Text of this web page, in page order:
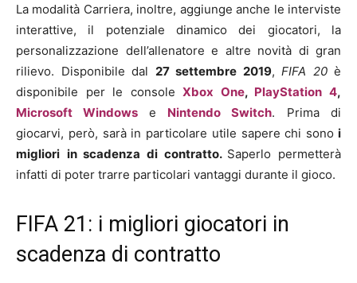
La modalità Carriera, inoltre, aggiunge anche le interviste
interattive, il potenziale dinamico dei giocatori, la
personalizzazione dell’allenatore e altre novità di gran
rilievo. Disponibile dal 27settembre 2019, FIFA 20 è
disponibile per le consoleXbox One, PlayStation 4,
Microsoft Windows e Nintendo Switch. Prima di
giocarvi, però, sarà in particolare utile sapere chi sono i
migliori in scadenza di contratto. Saperlo permetterà
infatti di poter trarre particolari vantaggi durante il gioco.
FIFA 21: i migliori giocatori in
scadenza di contratto